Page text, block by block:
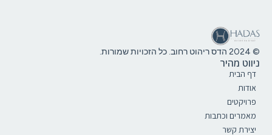
© 2024 הדס ריהוט רחוב. כל הזכויות שמורות.
ניווט מהיר
דף הבית
אודות
פרויקטים
מאמרים וכתבות
יצירת קשר